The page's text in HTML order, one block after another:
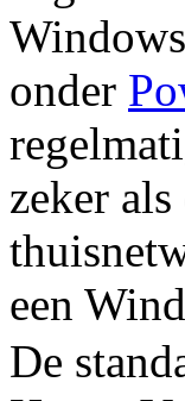
onder
zeker
een
De